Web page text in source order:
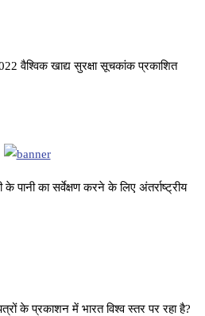
वैश्विक खाद्य सुरक्षा सूचकांक प्रकाशित
पानी का सर्वेक्षण करने के लिए अंतर्राष्ट्रीय
के प्रकाशन में भारत विश्व स्तर पर रहा है?